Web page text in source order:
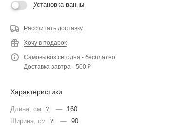
Установка ванны
Рассчитать доставку
Хочу в подарок
Самовывоз сегодня - бесплатно
Доставка завтра - 500 ₽
Характеристики
Длина, см ? —
160
Ширина, см
? — 90